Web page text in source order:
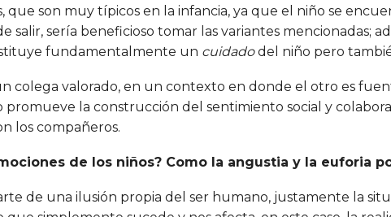
que son muy típicos en la infancia, ya que el niño se
sería beneficioso tomar las variantes mencionadas;
fundamentalmente un cuidadodel niño pero
colega valorado, en un contexto en donde el otro es
promueve la construcción del sentimiento social y
los compañeros.
de los niños? Como la angustia y la euforia
de una ilusión propia del ser humano, justamente la